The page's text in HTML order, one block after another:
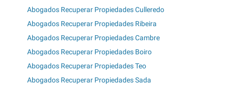
Abogados Recuperar Propiedades Culleredo
Abogados Recuperar Propiedades Ribeira
Abogados Recuperar Propiedades Cambre
Abogados Recuperar Propiedades Boiro
Abogados Recuperar Propiedades Teo
Abogados Recuperar Propiedades Sada